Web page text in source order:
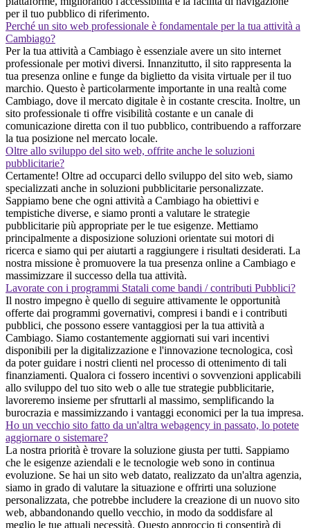
per il tuo pubblico di riferimento.
Perché un sito web professionale è fondamentale per la tua attività a
Cambiago?
Per la tua attività a Cambiago è essenziale avere un sito internet
professionale per motivi diversi. Innanzitutto, il sito rappresenta la
tua presenza online e funge da biglietto da visita virtuale per il tuo
marchio. Questo è particolarmente importante in una realtà come
Cambiago, dove il mercato digitale è in costante crescita. Inoltre, un
sito professionale ti offre visibilità costante e un canale di
comunicazione diretta con il tuo pubblico, contribuendo a rafforzare
la tua posizione nel mercato locale.
Oltre allo sviluppo del sito web, offrite anche le soluzioni
pubblicitarie?
Certamente! Oltre ad occuparci dello sviluppo del sito web, siamo
specializzati anche in soluzioni pubblicitarie personalizzate.
Sappiamo bene che ogni attività a Cambiago ha obiettivi e
tempistiche diverse, e siamo pronti a valutare le strategie
pubblicitarie più appropriate per le tue esigenze. Mettiamo
principalmente a disposizione soluzioni orientate sui motori di
ricerca e siamo qui per aiutarti a raggiungere i risultati desiderati. La
nostra missione è promuovere la tua presenza online a Cambiago e
massimizzare il successo della tua attività.
Lavorate con i programmi Statali come bandi / contributi Pubblici?
Il nostro impegno è quello di seguire attivamente le opportunità
offerte dai programmi governativi, compresi i bandi e i contributi
pubblici, che possono essere vantaggiosi per la tua attività a
Cambiago. Siamo costantemente aggiornati sui vari incentivi
disponibili per la digitalizzazione e l'innovazione tecnologica, così
da poter guidare i nostri clienti nel processo di ottenimento di tali
finanziamenti. Qualora ci fossero incentivi o sovvenzioni applicabili
allo sviluppo del tuo sito web o alle tue strategie pubblicitarie,
lavoreremo insieme per sfruttarli al massimo, semplificando la
burocrazia e massimizzando i vantaggi economici per la tua impresa.
Ho un vecchio sito fatto da un'altra webagency in passato, lo potete
aggiornare o sistemare?
La nostra priorità è trovare la soluzione giusta per tutti. Sappiamo
che le esigenze aziendali e le tecnologie web sono in continua
evoluzione. Se hai un sito web datato, realizzato da un'altra agenzia,
siamo in grado di valutare la situazione e offrirti una soluzione
personalizzata, che potrebbe includere la creazione di un nuovo sito
web, abbandonando quello vecchio, in modo da soddisfare al
meglio le tue attuali necessità. Questo approccio ti consentirà di